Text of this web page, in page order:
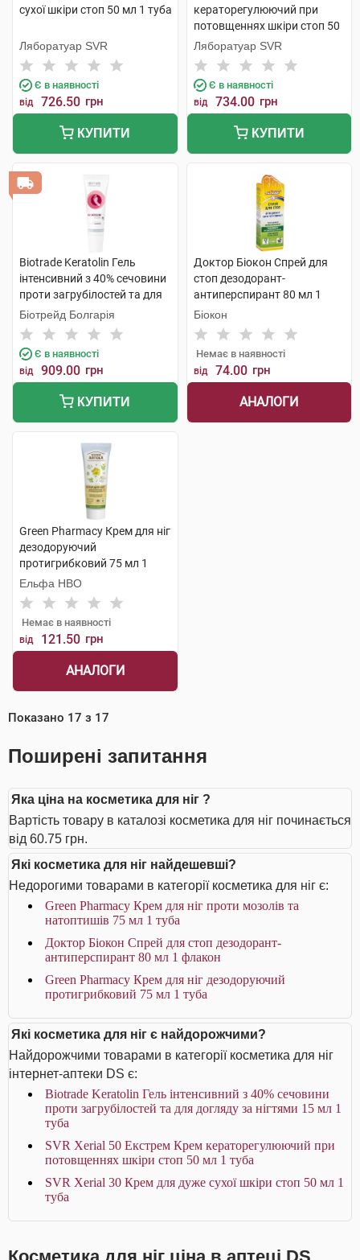
сухої шкіри стоп 50 мл 1 туба
Ляборатуар SVR
Є в наявності
від 726.50 грн
КУПИТИ
кераторегулюючий при
потовщеннях шкіри стоп 50
мл 1 туба
Ляборатуар SVR
Є в наявності
від 734.00 грн
КУПИТИ
Biotrade Keratolin Гель
інтенсивний з 40% сечовини
проти загрубілостей та для
догляду за нігтями 15 мл 1
туба
Біотрейд Болгарія
Є в наявності
від 909.00 грн
КУПИТИ
Доктор Біокон Спрей для
стоп дезодорант-
антиперспирант 80 мл 1
флакон
Біокон
Немає в наявності
від 74.00 грн
АНАЛОГИ
Green Pharmacy Крем для ніг
дезодоруючий
протигрибковий 75 мл 1
туба
Ельфа НВО
Немає в наявності
від 121.50 грн
АНАЛОГИ
Показано 17 з 17
Поширені запитання
Яка ціна на косметика для ніг ?
Вартість товару в каталозі косметика для ніг починається
від 60.75 грн.
Які косметика для ніг найдешевші?
Недорогими товарами в категорії косметика для ніг є:
Green Pharmacy Крем для ніг проти мозолів та
натоптишів 75 мл 1 туба
Доктор Біокон Спрей для стоп дезодорант-
антиперспирант 80 мл 1 флакон
Green Pharmacy Крем для ніг дезодоруючий
протигрибковий 75 мл 1 туба
Які косметика для ніг є найдорожчими?
Найдорожчими товарами в категорії косметика для ніг
інтернет-аптеки DS є:
Biotrade Keratolin Гель інтенсивний з 40% сечовини
проти загрубілостей та для догляду за нігтями 15 мл 1
туба
SVR Xerial 50 Екстрем Крем кераторегулюючий при
потовщеннях шкіри стоп 50 мл 1 туба
SVR Xerial 30 Крем для дуже сухої шкіри стоп 50 мл 1
туба